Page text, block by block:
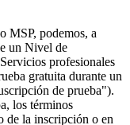
MSP, podemos, a
un Nivel de
profesionales
gratuita durante un
de prueba").
los términos
de la inscripción o en